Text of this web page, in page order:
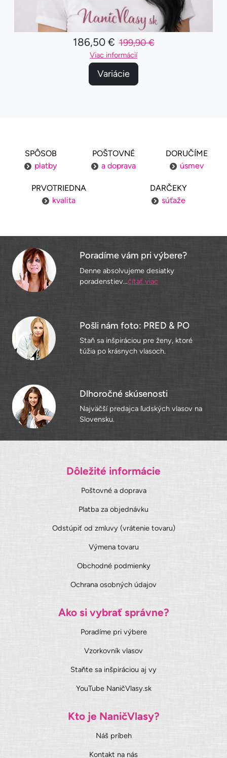
186,50 € 199,90 €
Viac informácií
Variácie
SPÔSOB
platby
POŠTOVNÉ
a doprava
DORUČÍME
úsmev
PRVOTRIEDNA
kvalita
DARČEKY
súťaže
Poradíme vám pri výbere?
Denne absolvujeme desiatky
poradenstiev...čítať viac
Pošli nám foto: PRED & PO
Staň sa inšpiráciou pre ženy, ktoré
túžia po krásnych vlasoch.
Dlhoročné skúsenosti
Najväčší predajca ľudských vlasov na
Slovensku.
Dôležité informácie
Poštovné a doprava
Platba za objednávku
Odstúpiť od zmluvy (vrátenie tovaru)
Výmena tovaru
Obchodné podmienky
Ochrana osobných údajov
Ako si vybrať správne?
Poradíme pri výbere
Vzorkovník vlasov
Staňte sa inšpiráciou aj vy
YouTube NaničVlasy.sk
Kto je NaničVlasy?
Náš príbeh
Kontakt na nás